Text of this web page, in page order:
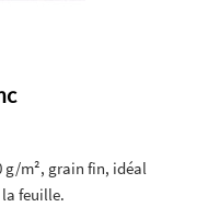
g/m², grain fin, idéal
la feuille.